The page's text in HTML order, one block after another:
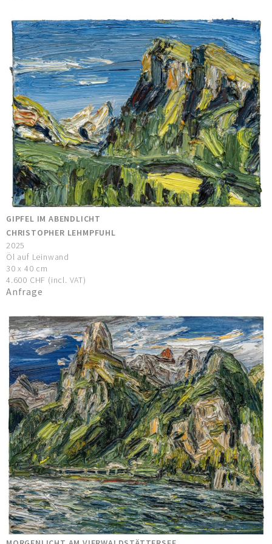
GIPFEL IM ABENDLICHT
CHRISTOPHER LEHMPFUHL
2025
Öl auf Leinwand
30 x 40 cm
4.600 CHF (incl. VAT)
Anfrage